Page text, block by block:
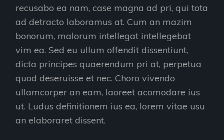
recusabo ea nam, case magna ad pri, qui tota
ad detracto laboramus at. Cum an mazim
bonorum, malorum intellegat intellegebat
vim ea. Sed eu ullum offendit dissentiunt,
dicta principes quaerendum pri at, perpetua
quod deseruisse et nec. Choro vivendo
ullamcorper an eam, laoreet acomodare ius
ut. Ludus definitionem ius ea, lorem vitae usu
an elaboraret dissent.